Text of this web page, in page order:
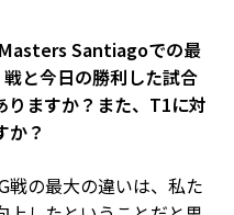
Santiagoでの最
と今日の勝利した試合
りますか？また、T1に対
か？
戦の最大の違いは、私た